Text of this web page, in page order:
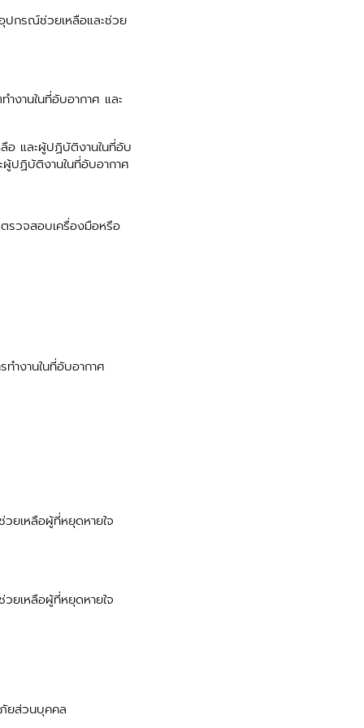
ปกรณ์ช่วยเหลือและช่วย
งานในที่อับอากาศ และ
และผู้ปฏิบัติงานในที่อับ
ปฏิบัติงานในที่อับอากาศ
รวจสอบเครื่องมือหรือ
ำงานในที่อับอากาศ
ยเหลือผู้ที่หยุดหายใจ
ยเหลือผู้ที่หยุดหายใจ
ยส่วนบุคคล